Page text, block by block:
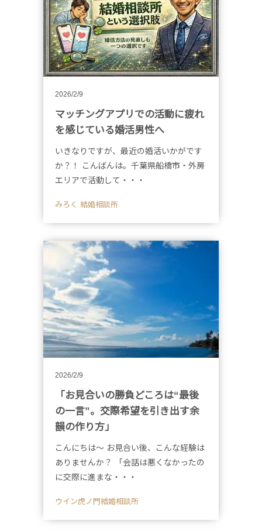
2026/2/9
マッチングアプリでの活動に疲れ
を感じている婚活男性へ
いきなりですが、最近の婚活いかがです
か？！ こんばんは。千葉県船橋市・外房
エリアで活動して・・・
みろく 結婚相談所
2026/2/9
「お見合いの勝負どころは“最後
の一言”。交際希望を引き出す余
韻の作り方」
こんにちは～ お見合い後、こんな経験は
ありませんか？ 「会話は悪くなかったの
に交際に進まな・・・
ウイン虎ノ門結婚相談所